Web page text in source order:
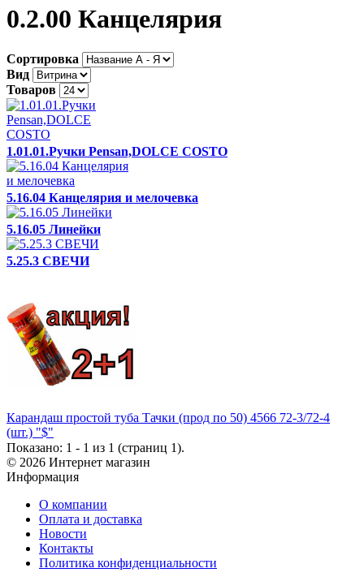
0.2.00 Канцелярия
Сортировка
Вид
Товаров
1.01.01.Ручки Pensan,DOLCE COSTO
5.16.04 Канцелярия и мелочевка
5.16.05 Линейки
5.25.3 СВЕЧИ
Карандаш простой туба Тачки (прод по 50) 4566 72-3/72-4
(шт.) "$"
Показано: 1 - 1 из 1 (страниц 1).
© 2026 Интернет магазин
Информация
О компании
Оплата и доставка
Новости
Контакты
Политика конфиденциальности